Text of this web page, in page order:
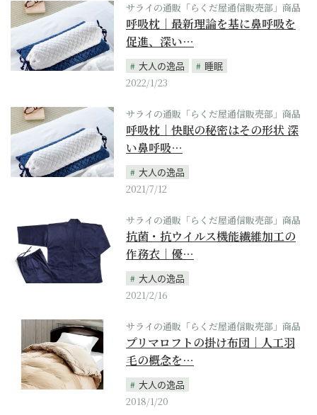
サライの通販「らくだ屋通信販売部」商品
呼吸枕｜最新理論を基に鼻呼吸を
促進、深い…
大人の逸品
睡眠
2022/1/23
サライの通販「らくだ屋通信販売部」商品
呼吸枕｜快眠の秘密はその形状 深
い鼻呼吸…
大人の逸品
2021/7/12
サライの通販「らくだ屋通信販売部」商品
抗菌・抗ウイルス機能繊維加工の
作務衣｜優…
大人の逸品
2021/2/16
サライの通販「らくだ屋通信販売部」商品
プリマロフトの掛け布団｜人工羽
毛の概念を…
大人の逸品
2018/1/20